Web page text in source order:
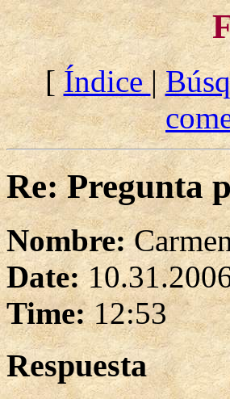
[Índice|
Re: Pregunta
Nombre:
Date:
Time:12:53
Respuesta